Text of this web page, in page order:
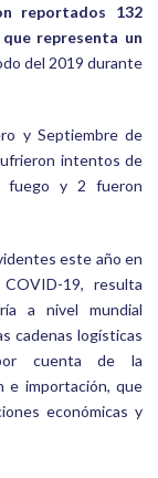
reportados 132
representa un
del 2019 durante
y Septiembre de
intentos de
fuego y 2 fueron
este año en
19, resulta
a nivel mundial
cadenas logísticas
por cuenta de la
e importación, que
económicas y